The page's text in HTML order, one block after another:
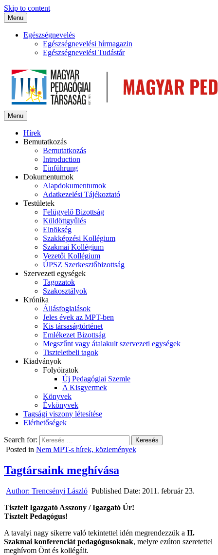
Skip to content
Menu
Egészségnevelés
Egészségnevelési hírmagazin
Egészségnevelési Tudástár
Menu
Hírek
Bemutatkozás
Bemutatkozás
Introduction
Einführung
Dokumentumok
Alapdokumentumok
Adatkezelési Tájékoztató
Testületek
Felügyelő Bizottság
Küldöttgyűlés
Elnökség
Szakképzési Kollégium
Szakmai Kollégium
Vezetői Kollégium
ÚPSZ Szerkesztőbizottság
Szervezeti egységek
Tagozatok
Szakosztályok
Krónika
Állásfoglalások
Jeles évek az MPT-ben
Kis társaságtörténet
Emlékezet Bizottság
Megszűnt vagy átalakult szervezeti egységek
Tiszteletbeli tagok
Kiadványok
Folyóiratok
Új Pedagógiai Szemle
A Kisgyermek
Könyvek
Évkönyvek
Tagsági viszony létesítése
Elérhetőségek
Search for:
Posted in Nem MPT-s hírek, közlemények
Tagtársaink meghívása
Author: Trencsényi László Published Date: 2011. február 23.
Tisztelt Igazgató Asszony / Igazgató Úr!
Tisztelt Pedagógus!
A tavalyi nagy sikerre való tekintettel idén megrendezzük a II.
Szakmai konferenciát pedagógusoknak, melyre ezúton szeretettel
meghívom Önt és kollégáit.